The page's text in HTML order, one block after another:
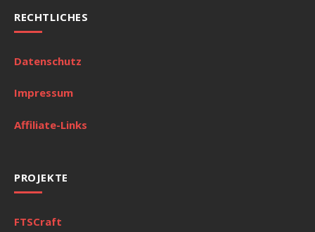
RECHTLICHES
Datenschutz
Impressum
Affiliate-Links
PROJEKTE
FTSCraft